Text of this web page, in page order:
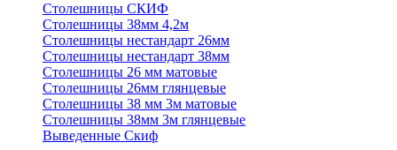
Столешницы СКИФ
Столешницы 38мм 4,2м
Столешницы нестандарт 26мм
Столешницы нестандарт 38мм
Столешницы 26 мм матовые
Столешницы 26мм глянцевые
Столешницы 38 мм 3м матовые
Столешницы 38мм 3м глянцевые
Выведенные Скиф